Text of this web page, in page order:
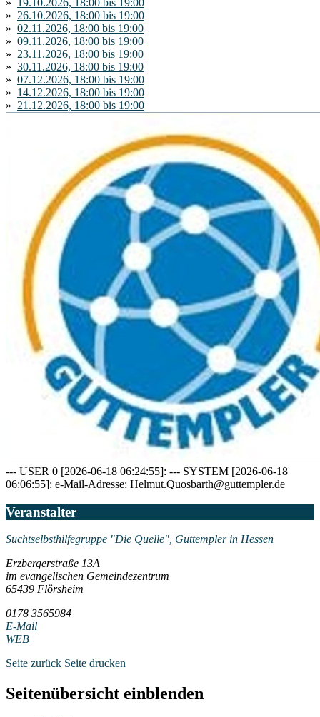
» 26.10.2026, 18:00 bis 19:00
» 02.11.2026, 18:00 bis 19:00
» 09.11.2026, 18:00 bis 19:00
» 23.11.2026, 18:00 bis 19:00
» 30.11.2026, 18:00 bis 19:00
» 07.12.2026, 18:00 bis 19:00
» 14.12.2026, 18:00 bis 19:00
» 21.12.2026, 18:00 bis 19:00
--- USER 0 [2026-06-18 06:24:55]: --- SYSTEM [2026-06-18
06:06:55]: e-Mail-Adresse: Helmut.Quosbarth@guttempler.de
Veranstalter
Suchtselbsthilfegruppe "Die Quelle", Guttempler in Hessen
Erzbergerstraße 13A
im evangelischen Gemeindezentrum
65439 Flörsheim
0178 3565984
E-Mail
WEB
Seite zurück Seite drucken
Seitenübersicht einblenden